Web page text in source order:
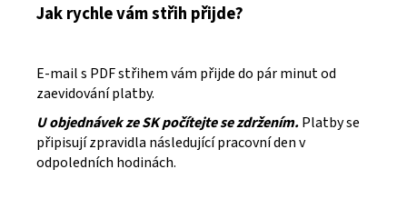
Jak rychle vám střih přijde?
E-mail s PDF střihem vám přijde do pár minut od
zaevidování platby.
U objednávek ze SK počítejte se zdržením.Platby se
připisují zpravidla následující pracovní den v
odpoledních hodinách.